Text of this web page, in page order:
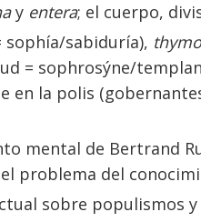
y entera; el cuerpo,
sabiduría),
= sophrosýne/
en la polis
mental de Bertrand
problema del
sobre populismos